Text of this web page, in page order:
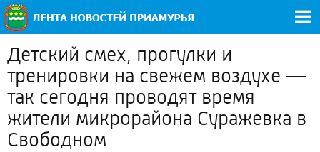
Детский смех, прогулки и
тренировки на свежем воздухе —
так сегодня проводят время
жители микрорайона Суражевка в
Свободном